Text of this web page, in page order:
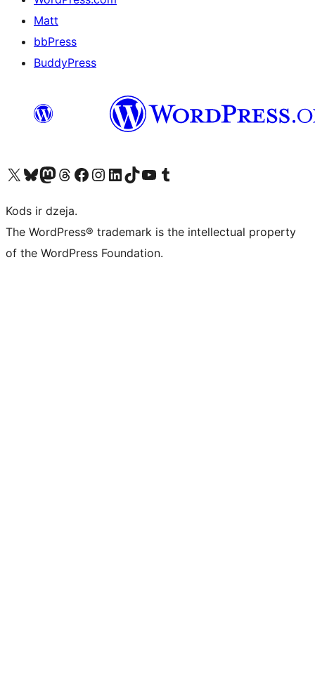
Matt
bbPress
BuddyPress
Apmeklējiet mūsu X (agrāk Twitter) kontu
Apmeklējiet mūsu Bluesky kontu
Apmeklējiet mūsu Mastodon kontu
Apmeklējiet mūsu Threads kontu
Apmeklējiet mūsu Facebook lapuApmeklējiet mūsu Instagram kontu
Apmeklējiet mūsu LinkedIn kontu
Apmeklējiet mūsu TikTok kontu
Apmeklējiet mūsu YouTube kanālu
Apmeklējiet mūsu Tumblr kontu
Kods ir dzeja.
The WordPress® trademark is the intellectual property
of the WordPress Foundation.